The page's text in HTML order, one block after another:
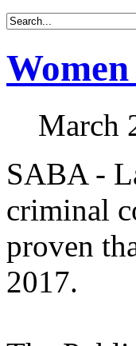
March
SABA -
criminal
proven
2017.